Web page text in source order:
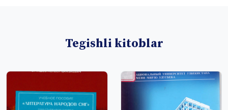
Tegishli kitoblar